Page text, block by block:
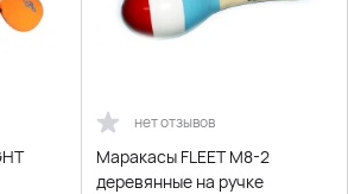
нет отзывов
Маракасы FLEET M8-2
деревянные на ручке